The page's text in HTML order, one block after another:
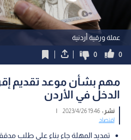
عملة ورقية أردنية
0
0
مهم بشأن موعد تقديم
الدخل في الأردن
نشر :19:46 2023/4/26
|
اقتصاد
تمديد المهلة جاء بناء على طلب